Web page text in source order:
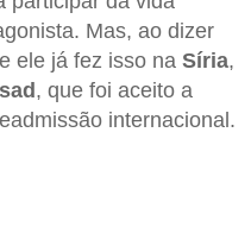
Mas, ao dizer
ele já fez isso na Síria,
, que foi aceito a
internacional.